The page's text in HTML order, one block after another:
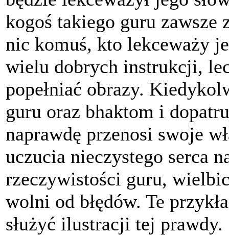
kogoś takiego guru
nic komuś, kto lekceważy
wielu dobrych instrukcji,
popełniać obrazy.
guru oraz bhaktom i
naprawdę przenosi swoje
uczucia nieczystego serca
rzeczywistości guru,
wolni od błędów. Te
służyć ilustracji tej prawdy.